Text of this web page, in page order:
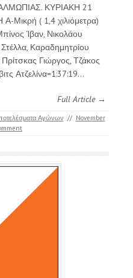
ΚΥΡΙΑΚΗ 21
( 1,4 χιλιόμετρα)
Ίβαν, Νικολάου
Καραδημητρίου
Γιώργος, Τζάκος
Ατζελίνα=1:37:19…
Full Article →
Αγώνων // November